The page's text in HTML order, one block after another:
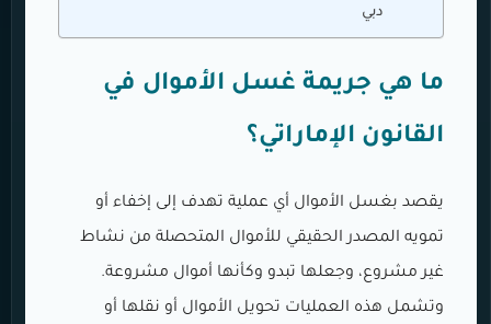
دبي
ما هي جريمة غسل الأموال في
القانون الإماراتي؟
يقصد بغسل الأموال أي عملية تهدف إلى إخفاء أو
تمويه المصدر الحقيقي للأموال المتحصلة من نشاط
غير مشروع، وجعلها تبدو وكأنها أموال مشروعة.
وتشمل هذه العمليات تحويل الأموال أو نقلها أو